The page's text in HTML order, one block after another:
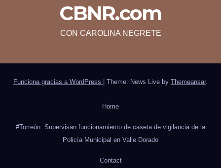
CBNR.com
CON CAROLINA NEGRETE
Funciona gracias a WordPress Theme: News Live by Themeansar.
Home
#Torreón. Supervisan funcionamiento de caseta de vigilancia de la
Policía Municipal en Valle Dorado
Contact